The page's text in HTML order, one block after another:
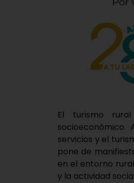
El turismo
servicios y el
pone de
en el entorno
y la actividad